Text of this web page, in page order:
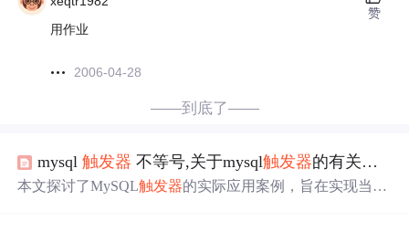
用作业
2006-04-28
赞
——到底了——
mysql触发器 不等号,关于mysql触发器的有关问题
本文探讨了MySQL触发器的实际应用案例，旨在实现当bui